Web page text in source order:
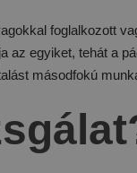
foglalkozott
egyiket, tehát a
másodfokú